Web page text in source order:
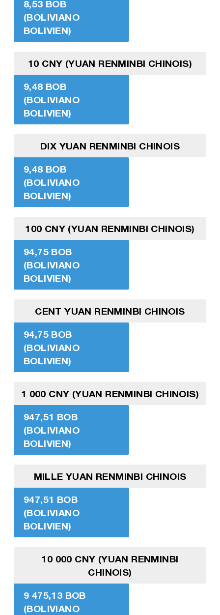
8,53 BOB
(BOLIVIANO
BOLIVIEN)
10 CNY (YUAN RENMINBI CHINOIS)
9,48 BOB
(BOLIVIANO
BOLIVIEN)
DIX YUAN RENMINBI CHINOIS
9,48 BOB
(BOLIVIANO
BOLIVIEN)
100 CNY (YUAN RENMINBI CHINOIS)
94,75 BOB
(BOLIVIANO
BOLIVIEN)
CENT YUAN RENMINBI CHINOIS
94,75 BOB
(BOLIVIANO
BOLIVIEN)
1 000 CNY (YUAN RENMINBI CHINOIS)
947,51 BOB
(BOLIVIANO
BOLIVIEN)
MILLE YUAN RENMINBI CHINOIS
947,51 BOB
(BOLIVIANO
BOLIVIEN)
10 000 CNY (YUAN RENMINBI
CHINOIS)
9 475,13 BOB
(BOLIVIANO